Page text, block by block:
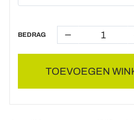
BEDRAG
TOEVOEGEN